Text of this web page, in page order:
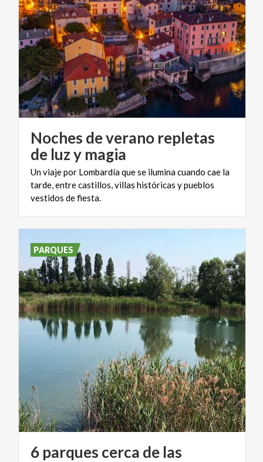
Noches de verano repletas
de luz y magia
Un viaje por Lombardía que se ilumina cuando cae la
tarde, entre castillos, villas históricas y pueblos
vestidos de fiesta.
6 parques cerca de las
PARQUES